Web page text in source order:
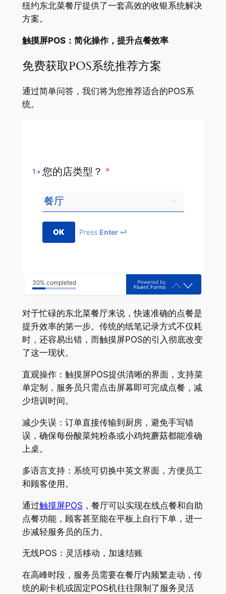
纽约东北菜餐厅提供了一套高效的收银系统解决
方案。
触摸屏POS：简化操作，提升点餐效率
免费获取POS系统推荐方案
通过简单问答，我们将为您推荐适合的POS系
统。
1 您的店类型？ *
OK Press Enter ↵
30% completed
Powered by
Fluent Forms
对于忙碌的东北菜餐厅来说，快速准确的点餐是
提升效率的第一步。传统的纸笔记录方式不仅耗
时，还容易出错，而触摸屏POS的引入彻底改变
了这一现状。
直观操作：触摸屏POS提供清晰的界面，支持菜
单定制，服务员只需点击屏幕即可完成点餐，减
少培训时间。
减少失误：订单直接传输到厨房，避免手写错
误，确保每份酸菜炖粉条或小鸡炖蘑菇都能准确
上桌。
多语言支持：系统可切换中英文界面，方便员工
和顾客使用。
通过触摸屏POS ，餐厅可以实现在线点餐和自助
点餐功能，顾客甚至能在平板上自行下单，进一
步减轻服务员的压力。
无线POS：灵活移动，加速结账
在高峰时段，服务员需要在餐厅内频繁走动，传
统的刷卡机或固定POS机往往限制了服务灵活